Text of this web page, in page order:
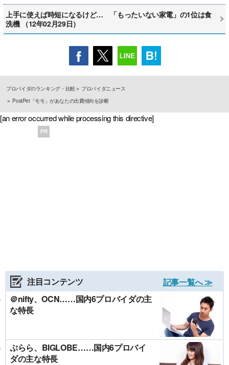
上手に使えば時短になるけど… 「もったいない家電」の1位は食
洗機 （12年02月29日）
プロバイダのランキング・比較
プロバイダニュース
PostPet「モモ」があなたの出費傾向を診断
[an error occurred while processing this directive]
PR
注目コンテンツ
記事一覧へ ≫
＠nifty、OCN……国内6プロバイダの主
な特長
ぷらら、BIGLOBE……国内6プロバイ
ダの主な特長